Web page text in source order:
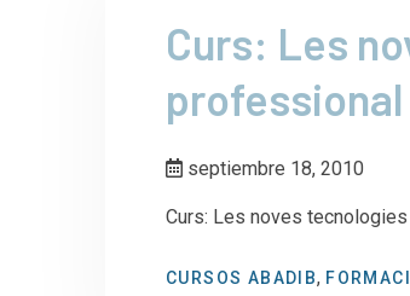
Curs: Les
septiembre 18, 2010
Curs: Les noves
CURSOS ABADIB,